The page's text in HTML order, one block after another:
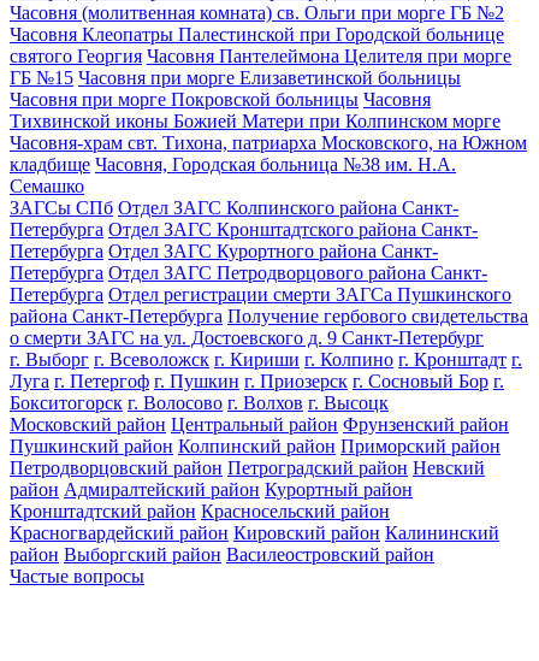
Часовня (молитвенная комната) св. Ольги при морге ГБ №2
Часовня Клеопатры Палестинской при Городской больнице
святого Георгия Часовня Пантелеймона Целителя при морге
ГБ №15 Часовня при морге Елизаветинской больницы
Часовня при морге Покровской больницы Часовня
Тихвинской иконы Божией Матери при Колпинском морге
Часовня-храм свт. Тихона, патриарха Московского, на Южном
кладбище Часовня, Городская больница №38 им. Н.А.
Семашко
ЗАГСы СПб Отдел ЗАГС Колпинского района Санкт-
Петербурга Отдел ЗАГС Кронштадтского района Санкт-
Петербурга Отдел ЗАГС Курортного района Санкт-
Петербурга Отдел ЗАГС Петродворцового района Санкт-
Петербурга Отдел регистрации смерти ЗАГСа Пушкинского
района Санкт-Петербурга Получение гербового свидетельства
о смерти ЗАГС на ул. Достоевского д. 9 Санкт-Петербург
г. Выборг г. Всеволожск г. Кириши г. Колпино г. Кронштадт г.
Луга г. Петергоф г. Пушкин г. Приозерск г. Сосновый Бор г.
Бокситогорск г. Волосово г. Волхов г. Высоцк
Московский район Центральный район Фрунзенский район
Пушкинский район Колпинский район Приморский район
Петродворцовский район Петроградский район Невский
район Адмиралтейский район Курортный район
Кронштадтский район Красносельский район
Красногвардейский район Кировский район Калининский
район Выборгский район Василеостровский район
Частые вопросы